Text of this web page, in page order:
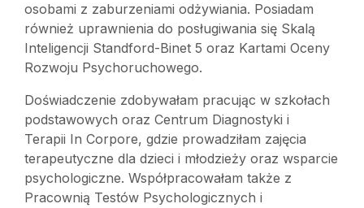
osobami z zaburzeniami odżywiania. Posiadam
również uprawnienia do posługiwania się Skalą
Inteligencji Standford-Binet 5 oraz Kartami Oceny
Rozwoju Psychoruchowego.
Doświadczenie zdobywałam pracując w szkołach
podstawowych oraz Centrum Diagnostyki i
Terapii In Corpore, gdzie prowadziłam zajęcia
terapeutyczne dla dzieci i młodzieży oraz wsparcie
psychologiczne. Współpracowałam także z
Pracownią Testów Psychologicznych i